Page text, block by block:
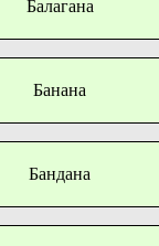
Балагана
Банана
Бандана